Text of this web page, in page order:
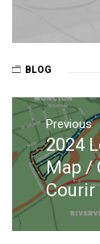
BLOG
Post
navigation
Previous
Previous
post:
2024
Map /
Courir